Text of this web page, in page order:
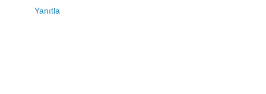
Yanıtla